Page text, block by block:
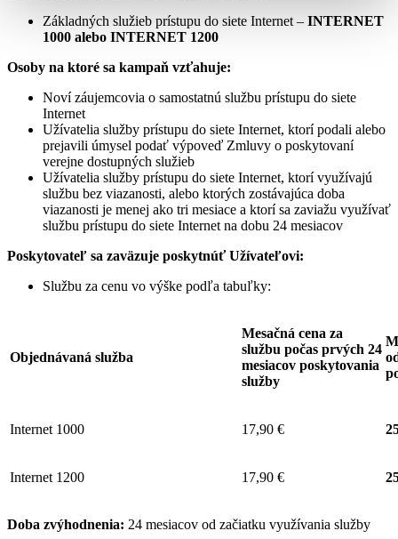
Základných služieb prístupu do siete Internet – INTERNET
1000 alebo INTERNET 1200
Osoby na ktoré sa kampaň vzťahuje:
Noví záujemcovia o samostatnú službu prístupu do siete
Internet
Užívatelia služby prístupu do siete Internet, ktorí podali alebo
prejavili úmysel podať výpoveď Zmluvy o poskytovaní
verejne dostupných služieb
Užívatelia služby prístupu do siete Internet, ktorí využívajú
službu bez viazanosti, alebo ktorých zostávajúca doba
viazanosti je menej ako tri mesiace a ktorí sa zaviažu využívať
službu prístupu do siete Internet na dobu 24 mesiacov
Poskytovateľ sa zaväzuje poskytnúť Užívateľovi:
Službu za cenu vo výške podľa tabuľky:
Objednávaná služba
Mesačná cena za
službu počas prvých 24
mesiacov poskytovania
služby
Internet 1000 17,90 €
Internet 1200 17,90 €
Doba zvýhodnenia: 24 mesiacov od začiatku využívania služby